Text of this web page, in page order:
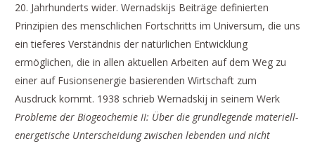
20. Jahrhunderts wider. Wernadskijs Beiträge definierten
Prinzipien des menschlichen Fortschritts im Universum, die uns
ein tieferes Verständnis der natürlichen Entwicklung
ermöglichen, die in allen aktuellen Arbeiten auf dem Weg zu
einer auf Fusionsenergie basierenden Wirtschaft zum
Ausdruck kommt. 1938 schrieb Wernadskij in seinem Werk
Probleme der Biogeochemie II: Über die grundlegende materiell-
energetische Unterscheidung zwischen lebenden und nicht